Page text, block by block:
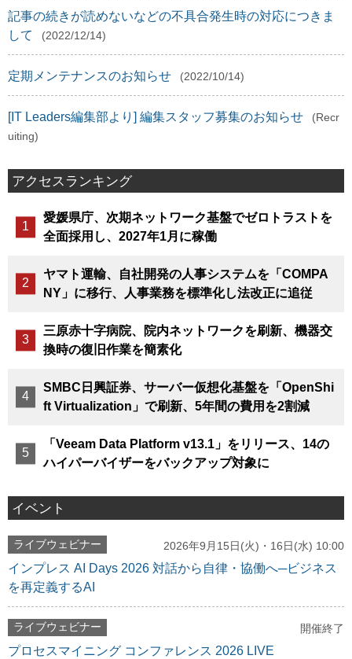
記事の続きが読めないなどの不具合発生時の対応につきま
して
(2022/12/14)
定期メンテナンスのお知らせ (2022/10/14)
[IT Leaders編集部より] 編集スタッフ募集のお知らせ
(Recr
uiting)
アクセスランキング
愛媛県庁、次期ネットワーク基盤でゼロトラストを
全面採用し、2027年1月に稼働
ヤマト運輸、自社開発の人事システムを「COMPA
NY」に移行、人事業務を標準化し法改正に追従
三原赤十字病院、院内ネットワークを刷新、機器交
換時の復旧作業を簡素化
SMBC日興証券、サーバー仮想化基盤を「OpenShi
ft Virtualization」で刷新、5年間の費用を2割減
「Veeam Data Platform v13.1」をリリース、14の
ハイパーバイザーをバックアップ対象に
イベント
ライブウェビナー 2026年9月15日(火)・16日(水) 10:00
インプレス AI Days 2026 対話から自律・協働へ─ビジネス
を再定義するAI
ライブウェビナー 開催終了
プロセスマイニング コンファレンス 2026 LIVE